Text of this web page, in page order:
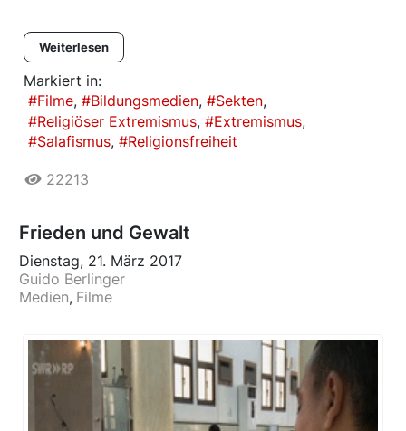
Weiterlesen
Markiert in:
Filme
Bildungsmedien
Sekten
Religiöser Extremismus
Extremismus
Salafismus
Religionsfreiheit
22213
Frieden und Gewalt
Dienstag, 21. März 2017
Guido Berlinger
Medien Filme